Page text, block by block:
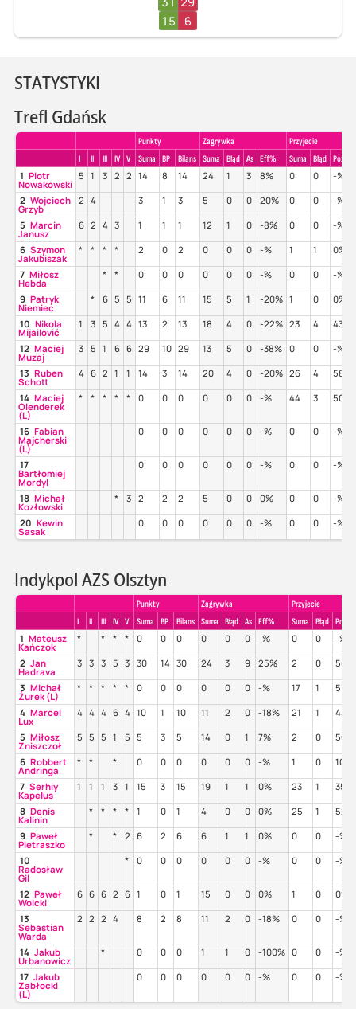
15
6
STATYSTYKI
Trefl Gdańsk
Punkty Zagrywka
Przyjecie
I
II III IV V Suma BP Bilans Suma Błąd As Eff% Suma Błąd Poz%
1 Piotr
Nowakowski
5 1 3 2 2 14 8 14 24 1 3 8% 0 0 -%
2 Wojciech
Grzyb
2 4 3 1 3 5 0 0 20% 0 0 -%
5 Marcin
Janusz
6 2 4 3 1 1 1 12 1 0 -8% 0 0 -%
6 Szymon
Jakubiszak
* * * * 2 0 2 0 0 0 -% 1 1 0%
7 Miłosz
Hebda
* * 0 0 0 0 0 0 -% 0 0 -%
9 Patryk
Niemiec
* 6 5 5 11 6 11 15 5 1 -20% 1 0 0%
10 Nikola
Mijailović
1 3 5 4 4 13 2 13 18 4 0 -22% 23 4 43%
12 Maciej
Muzaj
3 5 1 6 6 29 10 29 13 5 0 -38% 0 0 -%
13 Ruben
Schott
4 6 2 1 1 14 3 14 20 4 0 -20% 26 4 58%
14 Maciej
Olenderek
(L)
* * * * * 0 0 0 0 0 0 -% 44 3 50%
16 Fabian
Majcherski
(L)
0 0 0 0 0 0 -% 0 0 -%
17
Bartłomiej
Mordyl
0 0 0 0 0 0 -% 0 0 -%
18 Michał
Kozłowski
* 3 2 2 2 5 0 0 0% 0 0 -%
20 Kewin
Sasak
0 0 0 0 0 0 -% 0 0 -%
Indykpol AZS Olsztyn
Punkty Zagrywka
Przyjecie
I
II III IV V Suma BP Bilans Suma Błąd As Eff% Suma Błąd Poz%
1 Mateusz
Kańczok
* * * * 0 0 0 0 0 0 -% 0 0 -%
2 Jan
Hadrava
3 3 3 5 3 30 14 30 24 3 9 25% 2 0 50%
3 Michał
Żurek (L)
* * * * * 0 0 0 0 0 0 -% 17 1 53%
4 Marcel
Lux
4 4 4 6 4 10 1 10 11 2 0 -18% 21 1 43%
5 Miłosz
Zniszczoł
5 5 5 1 5 5 3 5 14 0 1 7% 2 0 50%
6 Robbert
Andringa
* * * 0 0 0 0 0 0 -% 1 0
7 Serhiy
Kapelus
1 1 1 3 1 15 3 15 19 1 1 0% 23 1 35%
8 Denis
Kalinin
* * * * 1 0 1 4 0 0 0% 25 1 52%
9 Paweł
Pietraszko
* * 2 6 2 6 6 1 1 0% 0 0 -%
10
Radosław
Gil
* 0 0 0 0 0 0 -% 0 0 -%
12 Paweł
Woicki
6 6 6 2 6 1 0 1 15 0 0 0% 1 0 0%
13
Sebastian
Warda
2 2 2 4 8 2 8 11 2 0 -18% 0 0 -%
14 Jakub
Urbanowicz
* 0 0 0 1 1 0 -100% 0 0 -%
17 Jakub
Zabłocki
(L)
0 0 0 0 0 0 -% 0 0 -%